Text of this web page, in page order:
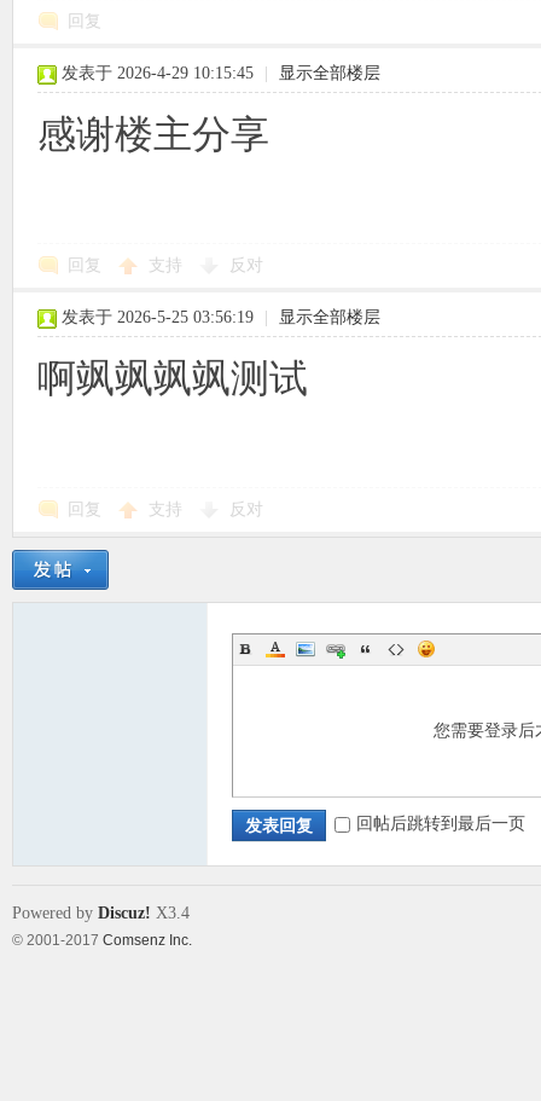
回复
发表于 2026-4-29 10:15:45 显示全部楼层
感谢楼主分享
回复 支持 反对
发表于 2026-5-25 03:56:19 显示全部楼层
啊飒飒飒飒测试
回复 支持 反对
您需要登录
发表回复 回帖后跳转到最后一页
Powered by Discuz! X3.4
© 2001-2017 Comsenz Inc.